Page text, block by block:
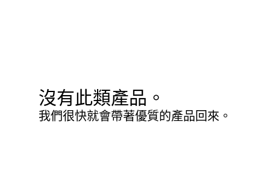
沒有此類產品。
我們很快就會帶著優質的產品回來。